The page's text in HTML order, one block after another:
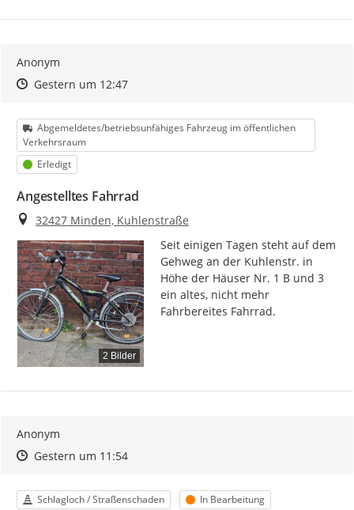
Anonym
Zeitpunkt des Erstellens
Zeitpunkt des Erstellens
Gestern um 12:47Zur Äußerung
Kategorie
Abgemeldetes/betriebsunfähiges Fahrzeug im öffentlichen
Verkehrsraum
Status
Erledigt
Angestelltes Fahrrad
Ort
32427 Minden, Kuhlenstraße
2 Bilder
Seit einigen Tagen steht auf dem
Gehweg an der Kuhlenstr. in
Höhe der Häuser Nr. 1 B und 3
ein altes, nicht mehr
Fahrbereites Fahrrad.
Anonym
Zeitpunkt des Erstellens
Zeitpunkt des Erstellens
Gestern um 11:54Zur Äußerung
Kategorie
Schlagloch / Straßenschaden Status
In Bearbeitung